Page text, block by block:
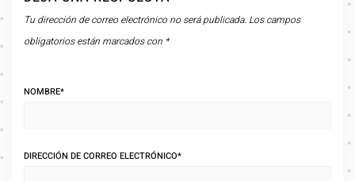
Tu dirección de correo electrónico no será publicada. Los campos
obligatorios están marcados con *
NOMBRE*
DIRECCIÓN DE CORREO ELECTRÓNICO*